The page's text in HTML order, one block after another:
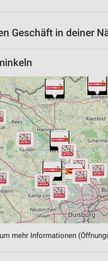
Geschäft in deiner
mehr Informationen